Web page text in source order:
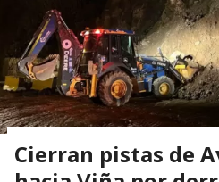
Cierran pistas de